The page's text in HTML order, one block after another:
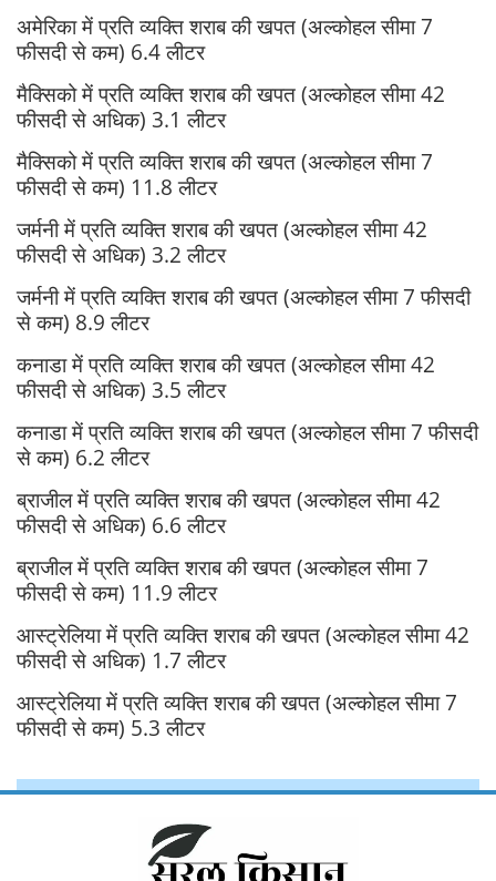
अमेरिका में प्रति व्यक्ति शराब की खपत (अल्कोहल सीमा ‌7
फीसदी से कम) 6.4 लीटर
मैक्सिको में प्रति व्यक्ति शराब की खपत (अल्कोहल सीमा 42
फीसदी से अधिक) 3.1 लीटर
मैक्सिको में प्रति व्यक्ति शराब की खपत (अल्कोहल सीमा ‌7
फीसदी से कम) 11.8 लीटर
जर्मनी में प्रति व्यक्ति शराब की खपत (अल्कोहल सीमा 42
फीसदी से अधिक) 3.2 लीटर
जर्मनी में प्रति व्यक्ति शराब की खपत (अल्कोहल सीमा ‌7 फीसदी
से कम) 8.9 लीटर
कनाडा में प्रति व्यक्ति शराब की खपत (अल्कोहल सीमा 42
फीसदी से अधिक) 3.5 लीटर
कनाडा में प्रति व्यक्ति शराब की खपत (अल्कोहल सीमा ‌7 फीसदी
से कम) 6.2 लीटर
ब्राजील में प्रति व्यक्ति शराब की खपत (अल्कोहल सीमा 42
फीसदी से अधिक) 6.6 लीटर
ब्राजील में प्रति व्यक्ति शराब की खपत (अल्कोहल सीमा ‌7
फीसदी से कम) 11.9 लीटर
आस्ट्रेलिया में प्रति व्यक्ति शराब की खपत (अल्कोहल सीमा 42
फीसदी से अधिक) 1.7 लीटर
आस्ट्रेलिया में प्रति व्यक्ति शराब की खपत (अल्कोहल सीमा ‌7
फीसदी से कम) 5.3 लीटर